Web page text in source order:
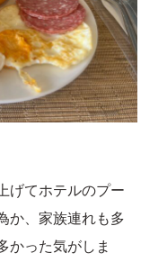
げてホテルのプー
か、家族連れも多
かった気がしま